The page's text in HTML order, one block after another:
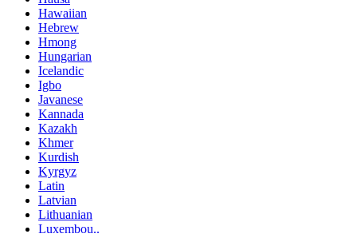
Hawaiian
Hebrew
Hmong
Hungarian
Icelandic
Igbo
Javanese
Kannada
Kazakh
Khmer
Kurdish
Kyrgyz
Latin
Latvian
Lithuanian
Luxembou..